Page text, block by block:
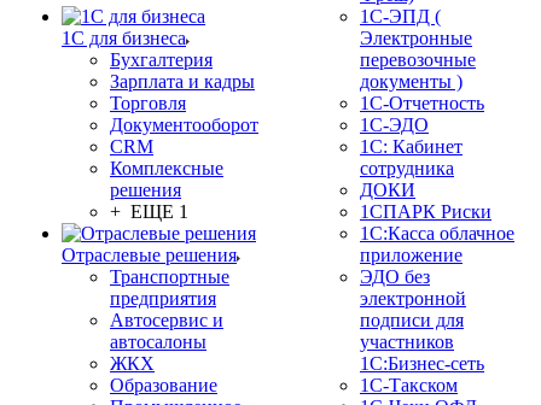
1С для бизнеса
Бухгалтерия
Зарплата и кадры
Торговля
Документооборот
CRM
Комплексные
решения
+ ЕЩЕ 1
Отраслевые решения
Транспортные
предприятия
Автосервис и
автосалоны
ЖКХ
Образование
1С-ЭПД (
Электронные
перевозочные
документы )
1С-Отчетность
1С-ЭДО
1С: Кабинет
сотрудника
ДОКИ
1СПАРК Риски
1С:Касса облачное
приложение
ЭДО без
электронной
подписи для
участников
1С:Бизнес-сеть
1С-Такском